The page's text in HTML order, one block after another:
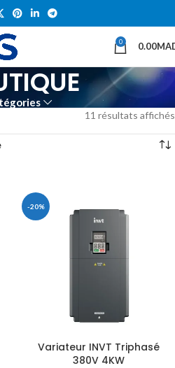
0 0.00
11 résultats affichés
-20%
Variateur INVT Triphasé
380V 4KW